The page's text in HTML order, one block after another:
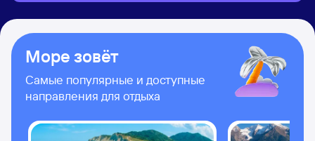
Море зовёт
Самые популярные и доступные
направления для отдыха